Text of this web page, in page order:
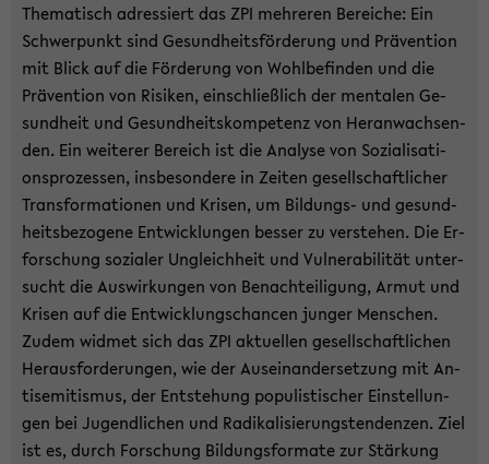
The­ma­tisch adres­siert das ZPI meh­re­ren Be­rei­che: Ein
Schwer­punkt sind Ge­sund­heits­för­de­rung und Prä­ven­ti­on
mit Blick auf die För­de­rung von Wohl­be­fin­den und die
Prä­ven­ti­on von Ri­si­ken, ein­schließ­lich der men­ta­len Ge­
sund­heit und Ge­sund­heits­kom­pe­tenz von Her­an­wach­sen­
den. Ein wei­te­rer Be­reich ist die Ana­ly­se von So­zia­li­sa­ti­
ons­pro­zes­sen, ins­be­son­de­re in Zei­ten ge­sell­schaft­li­cher
Trans­for­ma­tio­nen und Kri­sen, um Bildungs-​ und ge­sund­
heits­be­zo­ge­ne Ent­wick­lun­gen bes­ser zu ver­ste­hen. Die Er­
for­schung so­zia­ler Un­gleich­heit und Vul­nera­bi­li­tät un­ter­
sucht die Aus­wir­kun­gen von Be­nach­tei­li­gung, Armut und
Kri­sen auf die Ent­wick­lungs­chan­cen jun­ger Men­schen.
Zudem wid­met sich das ZPI ak­tu­el­len ge­sell­schaft­li­chen
Her­aus­for­de­run­gen, wie der Aus­ein­an­der­set­zung mit An­
ti­se­mi­tis­mus, der Ent­ste­hung po­pu­lis­ti­scher Ein­stel­lun­
gen bei Ju­gend­li­chen und Ra­di­ka­li­sie­rungs­ten­den­zen. Ziel
ist es, durch For­schung Bil­dungs­for­ma­te zur Stär­kung